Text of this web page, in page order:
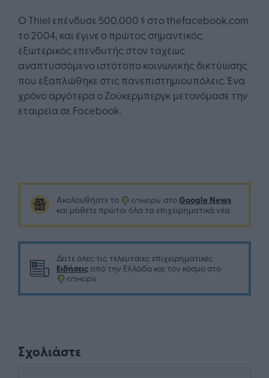
Ο Thiel επένδυσε 500.000 $ στο thefacebook.com
το 2004, και έγινε ο πρώτος σημαντικός
εξωτερικός επενδυτής στον ταχέως
αναπτυσσόμενο ιστότοπο κοινωνικής δικτύωσης
που εξαπλώθηκε στις πανεπιστημιουπόλεις. Ένα
χρόνο αργότερα ο Ζούκερμπεργκ μετονόμασε την
εταιρεία σε Facebook.
Ακολουθήστε το στο Google News
και μάθετε πρώτοι όλα τα επιχειρηματικά νέα
Δείτε όλες τις τελευταίες επιχειρηματικές
Ειδήσεις από την Ελλάδα και τον κόσμο στο
Σχολιάστε